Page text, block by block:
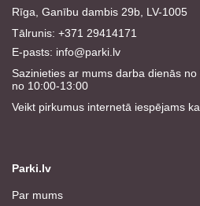
Rīga, Ganību dambis 29b, LV-1005
Tālrunis: +371 29414171
E-pasts: info@parki.lv
Sazinieties ar mums darba dienās
no 10:00-13:00
Veikt pirkumus internetā iespējams
Parki.lv
Par mums